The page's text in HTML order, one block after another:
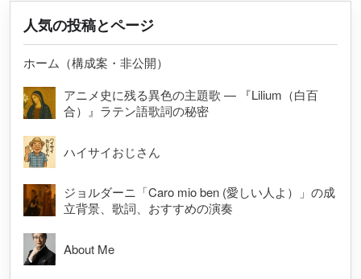
人気の投稿とページ
ホーム（構成案・非公開）
アニメ史に残る異色の主題歌 — 『Lilium（白百
合）』ラテン語歌詞の秘密
ハイサイおじさん
ジョルダーニ「Caro mio ben (愛しい人よ）」の成
立背景、歌詞、おすすめの演奏
About Me